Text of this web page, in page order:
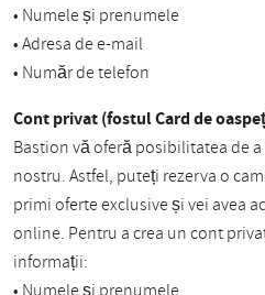
• Numele și prenumele
• Adresa de e-mail
• Număr de telefon
Cont privat (fostul Card de
Bastion vă oferă posibilitatea de
nostru. Astfel, puteți rezerva o
primi oferte exclusive și vei avea
online. Pentru a crea un cont
informații: